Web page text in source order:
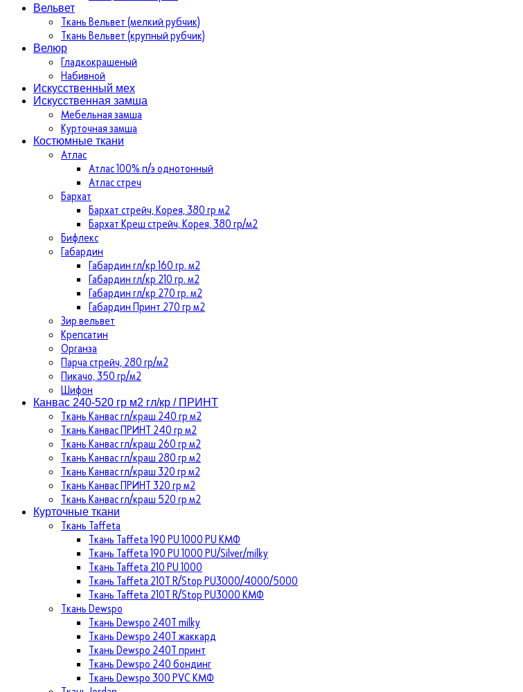
Вельвет
Ткань Вельвет (мелкий рубчик)
Ткань Вельвет (крупный рубчик)
Велюр
Гладкокрашеный
Набивной
Искусственный мех
Искусственная замша
Мебельная замша
Курточная замша
Костюмные ткани
Атлас
Атлас 100% п/э однотонный
Атлас стреч
Бархат
Бархат стрейч, Корея, 380 гр м2
Бархат Креш стрейч, Корея, 380 гр/м2
Бифлекс
Габардин
Габардин гл/кр 160 гр. м2
Габардин гл/кр 210 гр. м2
Габардин гл/кр 270 гр. м2
Габардин Принт 270 гр м2
Зир вельвет
Крепсатин
Органза
Парча стрейч, 280 гр/м2
Пикачо, 350 гр/м2
Шифон
Канвас 240-520 гр м2 гл/кр / ПРИНТ
Ткань Канвас гл/краш 240 гр м2
Ткань Канвас ПРИНТ 240 гр м2
Ткань Канвас гл/краш 260 гр м2
Ткань Канвас гл/краш 280 гр м2
Ткань Канвас гл/краш 320 гр м2
Ткань Канвас ПРИНТ 320 гр м2
Ткань Канвас гл/краш 520 гр м2
Курточные ткани
Ткань Taffeta
Ткань Taffeta 190 PU 1000 PU КМФ
Ткань Taffeta 190 PU 1000 PU/Silver/milky
Ткань Taffeta 210 PU 1000
Ткань Taffeta 210Т R/Stop PU3000/4000/5000
Ткань Taffeta 210Т R/Stop PU3000 КМФ
Ткань Dewspo
Ткань Dewspo 240Т milky
Ткань Dewspo 240T жаккард
Ткань Dewspo 240Т принт
Ткань Dewspo 240 бондинг
Ткань Dewspo 300 PVC КМФ